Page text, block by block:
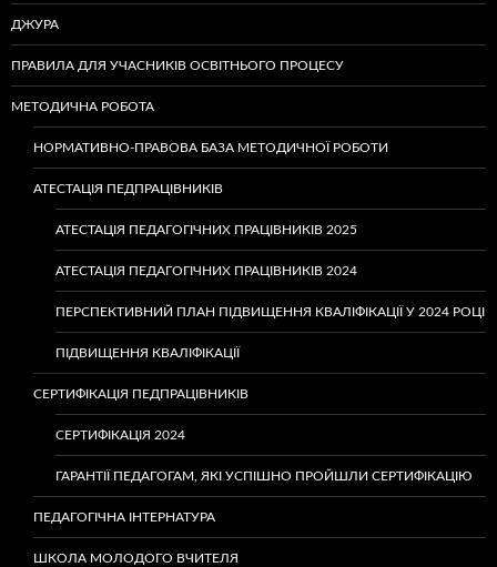
ДЖУРА
ПРАВИЛА ДЛЯ УЧАСНИКІВ ОСВІТНЬОГО ПРОЦЕСУ
МЕТОДИЧНА РОБОТА
НОРМАТИВНО-ПРАВОВА БАЗА МЕТОДИЧНОЇ РОБОТИ
АТЕСТАЦІЯ ПЕДПРАЦІВНИКІВ
АТЕСТАЦІЯ ПЕДАГОГІЧНИХ ПРАЦІВНИКІВ 2025
АТЕСТАЦІЯ ПЕДАГОГІЧНИХ ПРАЦІВНИКІВ 2024
ПЕРСПЕКТИВНИЙ ПЛАН ПІДВИЩЕННЯ КВАЛІФІКАЦІЇ У 2024 РОЦІ
ПІДВИЩЕННЯ КВАЛІФІКАЦІЇ
СЕРТИФІКАЦІЯ ПЕДПРАЦІВНИКІВ
СЕРТИФІКАЦІЯ 2024
ГАРАНТІЇ ПЕДАГОГАМ, ЯКІ УСПІШНО ПРОЙШЛИ СЕРТИФІКАЦІЮ
ПЕДАГОГІЧНА ІНТЕРНАТУРА
ШКОЛА МОЛОДОГО ВЧИТЕЛЯ